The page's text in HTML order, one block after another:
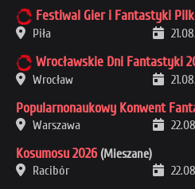
Festiwal Gier i Fantastyki
Piła
Wrocławskie Dni Fantastyki
Wrocław
Popularnonaukowy Konwent
Warszawa
Kosumosu 2026 (Mieszane)
Racibór